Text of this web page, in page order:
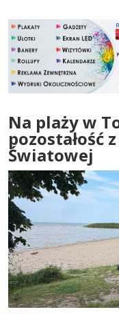
Na plaży w
pozostałość
Światowej